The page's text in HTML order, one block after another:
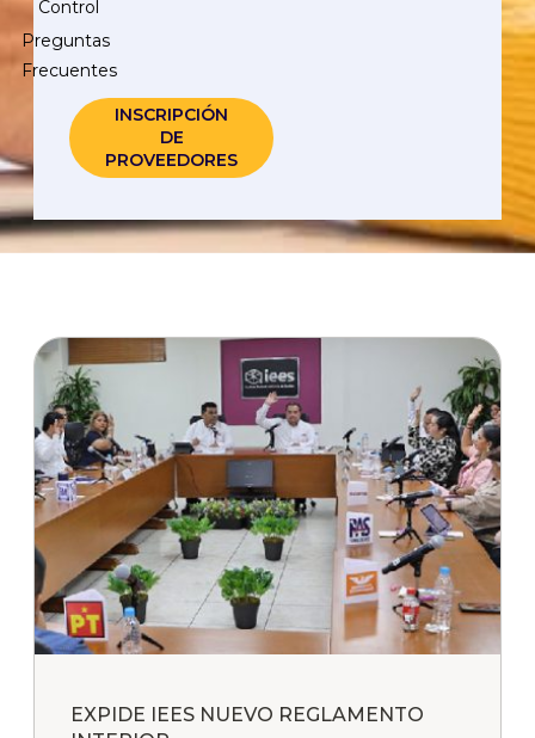
Control
Preguntas
Frecuentes
INSCRIPCIÓN
DE
PROVEEDORES
EXPIDE IEES NUEVO REGLAMENTO